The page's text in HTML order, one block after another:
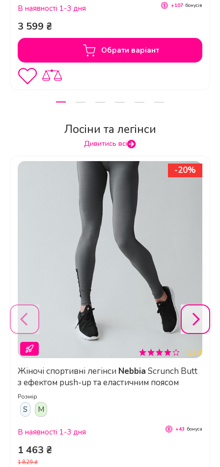
Обрати варіант
3 599 ₴
В наявності 1-3 дня +107 бонусів
Лосіни та легінси
Дивитись всі
4
Жіночі спортивні легінси Nebbia Scrunch Butt
з ефектом push-up та еластичним поясом
-20%
Розмір
S M
1 463 ₴
1 829 ₴
В наявності 1-3 дня +43 бонуса